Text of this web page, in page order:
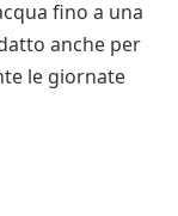
fino a una
anche per
le giornate